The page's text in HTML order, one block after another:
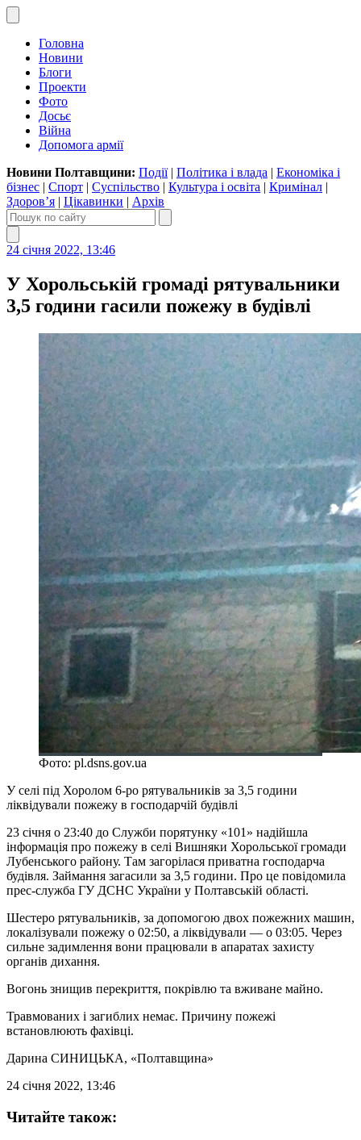
Головна
Новини
Блоги
Проекти
Фото
Досьє
Війна
Допомога армії
Новини Полтавщини: Події| Політика і влада | Економіка і
бізнес | Спорт | Суспільство | Культура і освіта | Кримінал |
Здоров’я | Цікавинки | Архів
24 січня 2022, 13:46
У Хорольській громаді рятувальники
3,5 години гасили пожежу в будівлі
Фото: pl.dsns.gov.ua
У селі під Хоролом 6-ро рятувальників за 3,5 години
ліквідували пожежу в господарчій будівлі
23 січня о 23:40 до Служби порятунку «101» надійшла
інформація про пожежу в селі Вишняки Хорольської громади
Лубенського району. Там загорілася приватна господарча
будівля. Займання загасили за 3,5 години. Про це повідомила
прес-служба ГУ ДСНС України у Полтавській області.
Шестеро рятувальників, за допомогою двох пожежних машин,
локалізували пожежу о 02:50, а ліквідували — о 03:05. Через
сильне задимлення вони працювали в апаратах захисту
органів дихання.
Вогонь знищив перекриття, покрівлю та вживане майно.
Травмованих і загиблих немає. Причину пожежі
встановлюють фахівці.
Дарина СИНИЦЬКА, «Полтавщина»
24 січня 2022, 13:46
Читайте також: